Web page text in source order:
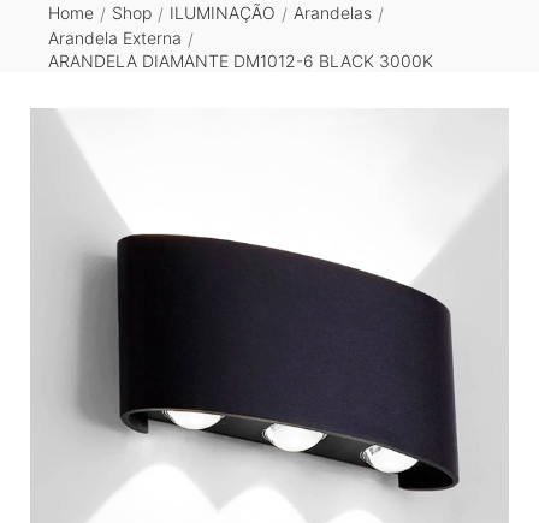
Home / Shop / ILUMINAÇÃO / Arandelas /
Arandela Externa /
ARANDELA DIAMANTE DM1012-6 BLACK 3000K